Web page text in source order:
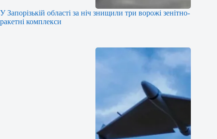
У Запорізькій області за ніч знищили три ворожі зенітно-
ракетні комплекси